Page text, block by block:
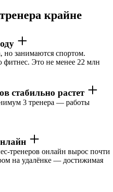
крайне
но занимаются спортом.
фитнес. Это не менее 22 млн
стабильно растет
3 тренера — работы
тренеров онлайн вырос почти
на удалёнке — достижимая